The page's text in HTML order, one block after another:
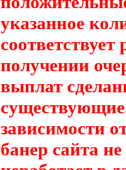
указанное
получении
выплат
зависимости
банер сайта